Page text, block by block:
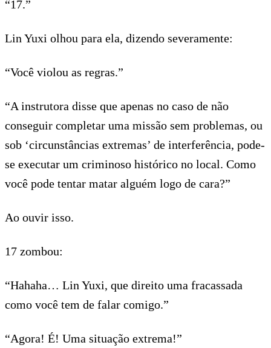
“17.”
Lin Yuxi olhou para ela, dizendo severamente:
“Você violou as regras.”
“A instrutora disse que apenas no caso de não
conseguir completar uma missão sem problemas, ou
sob ‘circunstâncias extremas’ de interferência, pode-
se executar um criminoso histórico no local. Como
você pode tentar matar alguém logo de cara?”
Ao ouvir isso.
17 zombou:
“Hahaha… Lin Yuxi, que direito uma fracassada
como você tem de falar comigo.”
“Agora! É! Uma situação extrema!”